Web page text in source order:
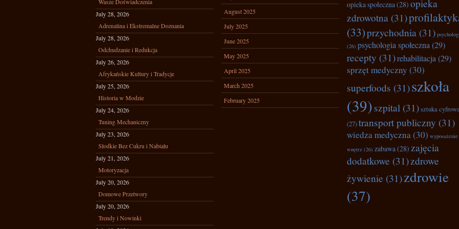
July 28, 2026
Adrenalina i Ekstremalne Doznania
July 28, 2026
Odchudzanie i Redukcja
July 26, 2026
Afrykańskie Kultury i Tradycje
July 25, 2026
Historia w Modzie
July 24, 2026
Tuning Mechaniczny
July 23, 2026
Słodkie Bez Cukru i Nabiału
July 21, 2026
Motoryzacja
July 20, 2026
Domowe Przetwory
July 20, 2026
Trendy i Nowinki
August 2025
July 2025
June 2025
May 2025
April 2025
March 2025
February 2025
opieka społeczna(28) opieka
zdrowotna (31)
(33)przychodnia (31)
(26) psychologia społeczna(29)
recepty (31)rehabilitacja(29)
sprzęt medyczny (30)
superfoods (31)szkoła
(39)szpital (31)sztuka
(27)transport publiczny (31)
wiedza medyczna(30) wyposażenie
wnętrz (26) zabawa(28) zajęcia
dodatkowe (31)zdrowe
żywienie (31)zdrowie
(37)